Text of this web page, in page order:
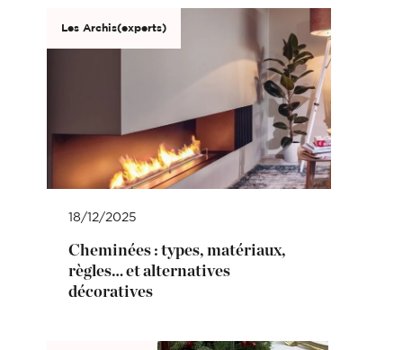
Les Archis(experts)
18/12/2025
Cheminées : types, matériaux,
règles… et alternatives
décoratives